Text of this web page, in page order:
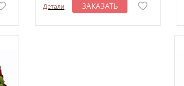
Детали ЗАКАЗАТЬ